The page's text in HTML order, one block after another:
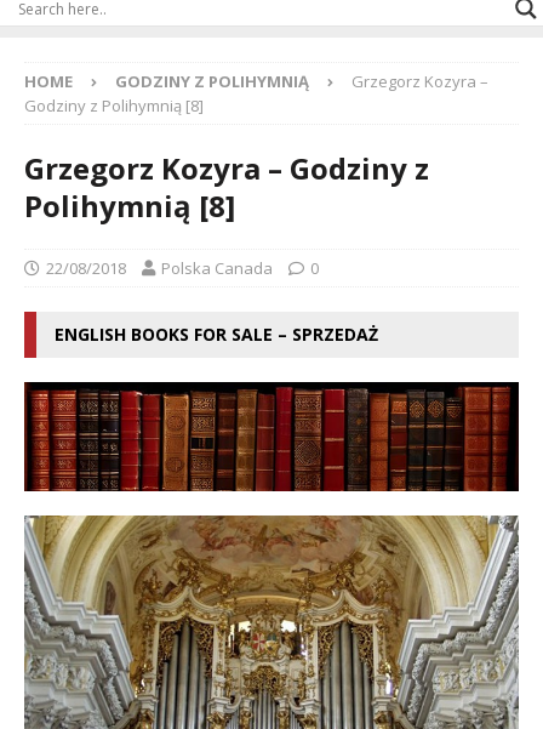
HOME GODZINY Z POLIHYMNIĄ
Grzegorz Kozyra –
Godziny z Polihymnią [8]
Grzegorz Kozyra – Godziny z
Polihymnią [8]
22/08/2018 Polska Canada 0
ENGLISH BOOKS FOR SALE – SPRZEDAŻ